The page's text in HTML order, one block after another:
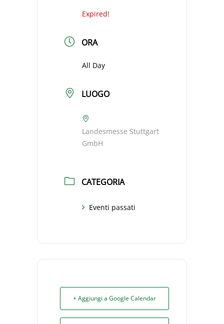
Expired!
ORA
All Day
LUOGO
Landesmesse Stuttgart
GmbH
CATEGORIA
Eventi passati
+ Aggiungi a Google Calendar